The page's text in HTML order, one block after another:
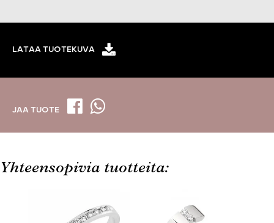
LATAA TUOTEKUVA
JAA TUOTE
Yhteensopivia tuotteita: